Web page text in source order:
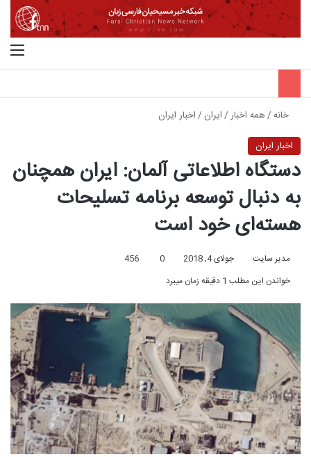
خانه/همه اخبار/ایران /اخبار ایران
اخبار ایران
دستگاه اطلاعاتی آلمان: ایران همچنان
به دنبال توسعه برنامه تسلیحات
هسته‌ای خود است
مدیر سایت جولای 4, 2018 0
456
خواندن این مطلب 1 دقیقه زمان میبرد